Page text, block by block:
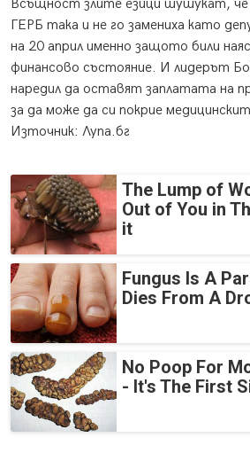
Всъщност злите езици шушукат,
ГЕРБ така и не го замениха като
на 20 април именно защото били
финансово състояние. И лидерът
наредил да оставят заплатата на
за да може да си покрие
Източник: Лупа.бг
The Lump of
Out of You in
it
Fungus Is A
Dies From A
No Poop For
- It's The First